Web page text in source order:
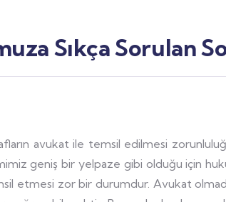
Sıkça Sorulan
avukat ile temsil edilmesi
geniş bir yelpaze gibi olduğu için
etmesi zor bir durumdur. Avukat